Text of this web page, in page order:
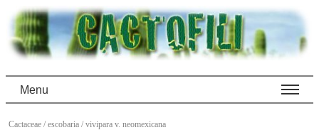
Menu
Cactaceae / escobaria / vivipara v. neomexicana